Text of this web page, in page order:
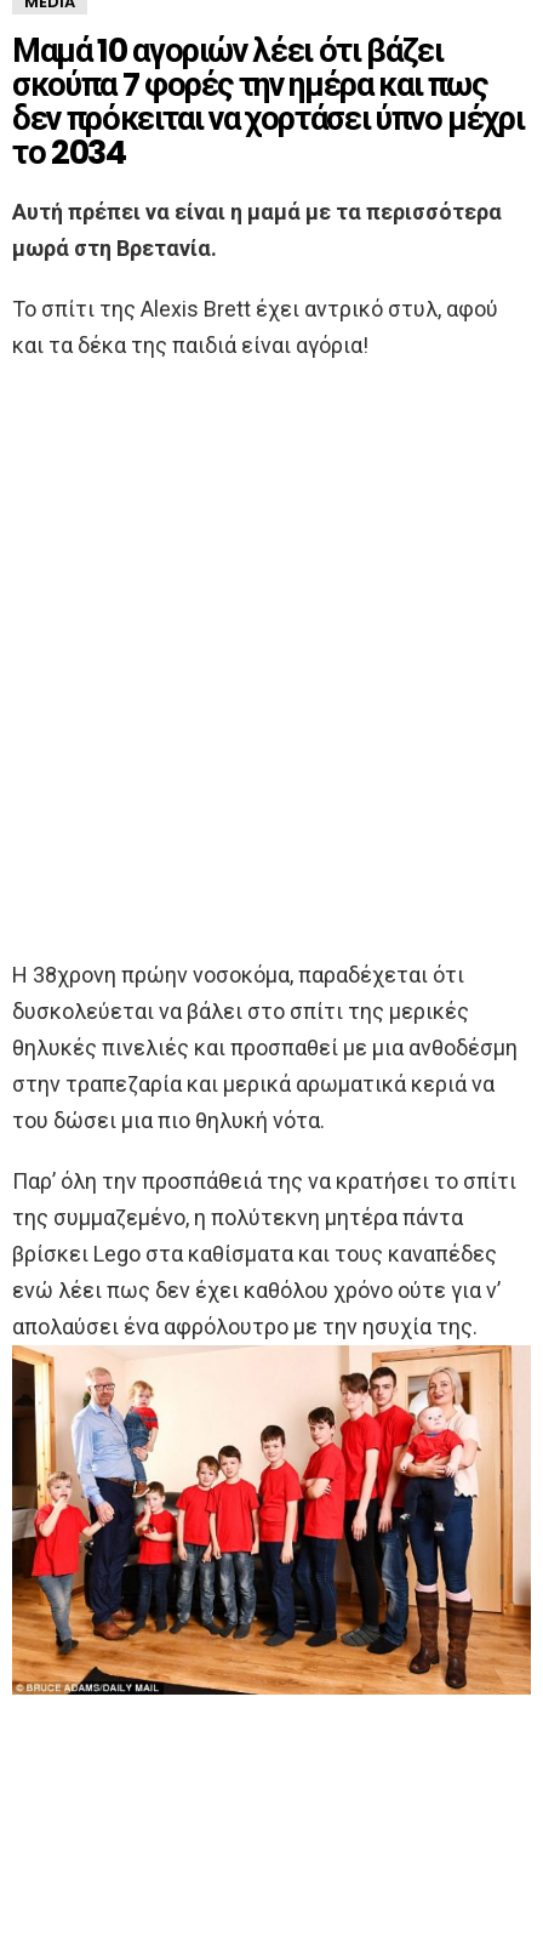
Μαμά 10 αγοριών λέει ότι βάζει
σκούπα 7 φορές την ημέρα και πως
δεν πρόκειται να χορτάσει ύπνο μέχρι
το 2034
Αυτή πρέπει να είναι η μαμά με τα περισσότερα
μωρά στη Βρετανία.
Το σπίτι της Alexis Brett έχει αντρικό στυλ, αφού
και τα δέκα της παιδιά είναι αγόρια!
Η 38χρονη πρώην νοσοκόμα, παραδέχεται ότι
δυσκολεύεται να βάλει στο σπίτι της μερικές
θηλυκές πινελιές και προσπαθεί με μια ανθοδέσμη
στην τραπεζαρία και μερικά αρωματικά κεριά να
του δώσει μια πιο θηλυκή νότα.
Παρ’ όλη την προσπάθειά της να κρατήσει το σπίτι
της συμμαζεμένο, η πολύτεκνη μητέρα πάντα
βρίσκει Lego στα καθίσματα και τους καναπέδες
ενώ λέει πως δεν έχει καθόλου χρόνο ούτε για ν’
απολαύσει ένα αφρόλουτρο με την ησυχία της.